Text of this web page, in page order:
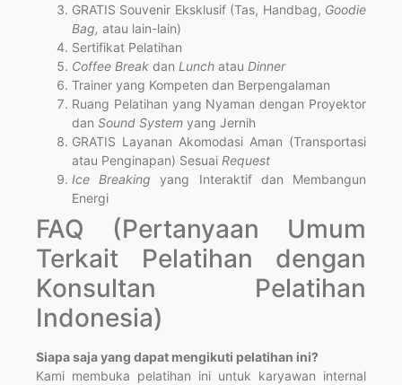
GRATIS Souvenir Eksklusif (Tas, Handbag, Goodie
Bag, atau lain-lain)
Sertifikat Pelatihan
Coffee Break dan Lunch atau Dinner
Trainer yang Kompeten dan Berpengalaman
Ruang Pelatihan yang Nyaman dengan Proyektor
dan Sound System yang Jernih
GRATIS Layanan Akomodasi Aman (Transportasi
atau Penginapan) Sesuai Request
Ice Breaking yang Interaktif dan Membangun
Energi
FAQ (Pertanyaan Umum
Terkait Pelatihan dengan
Konsultan Pelatihan
Indonesia)
Siapa saja yang dapat mengikuti pelatihan ini?
Kami membuka pelatihan ini untuk karyawan internal